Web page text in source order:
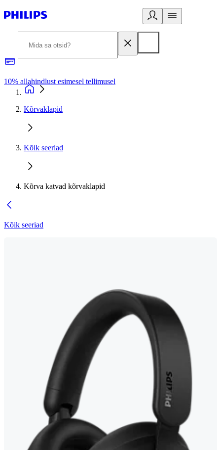
10% allahindlust esimesel tellimusel
Kõrvaklapid
Kõik seeriad
Kõrva katvad kõrvaklapid
Kõik seeriad